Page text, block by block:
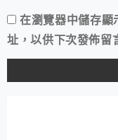
在瀏覽器中儲存顯
址，以供下次發佈留